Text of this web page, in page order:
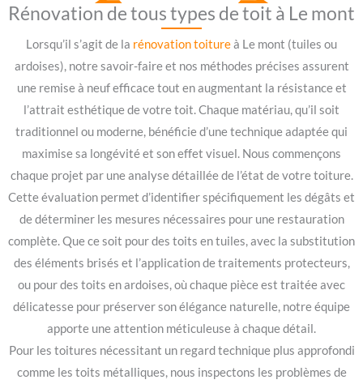
Rénovation de tous types de toit à Le mont
Lorsqu’il s’agit de la rénovation toitureà Le mont (tuiles ou
ardoises), notre savoir-faire et nos méthodes précises assurent
une remise à neuf efficace tout en augmentant la résistance et
l’attrait esthétique de votre toit. Chaque matériau, qu’il soit
traditionnel ou moderne, bénéficie d’une technique adaptée qui
maximise sa longévité et son effet visuel. Nous commençons
chaque projet par une analyse détaillée de l’état de votre toiture.
Cette évaluation permet d’identifier spécifiquement les dégâts et
de déterminer les mesures nécessaires pour une restauration
complète. Que ce soit pour des toits en tuiles, avec la substitution
des éléments brisés et l’application de traitements protecteurs,
ou pour des toits en ardoises, où chaque pièce est traitée avec
délicatesse pour préserver son élégance naturelle, notre équipe
apporte une attention méticuleuse à chaque détail.
Pour les toitures nécessitant un regard technique plus approfondi
comme les toits métalliques, nous inspectons les problèmes de